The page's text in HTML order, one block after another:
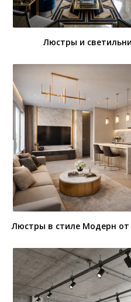
Люстры и
Люстры в стиле Модерн от